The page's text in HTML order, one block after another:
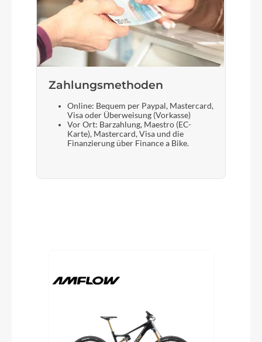
Zahlungsmethoden
Online: Bequem per Paypal, Mastercard,
Visa oder Überweisung (Vorkasse)
Vor Ort: Barzahlung, Maestro (EC-
Karte), Mastercard, Visa und die
Finanzierung über Finance a Bike.